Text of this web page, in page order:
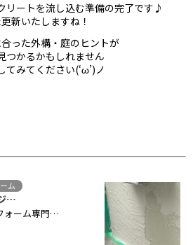
リートを流し込む準備の完了です♪
新いたしますね！
った外構・庭のヒントが
つかるかもしれません
てみてください(‘ω’)ノ
ム
…
ォーム専門…